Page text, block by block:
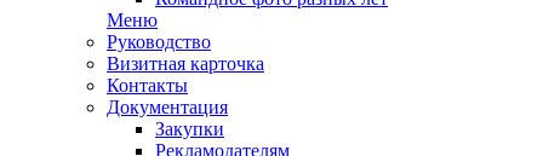
Меню
Руководство
Визитная карточка
Контакты
Документация
Закупки
Рекламодателям